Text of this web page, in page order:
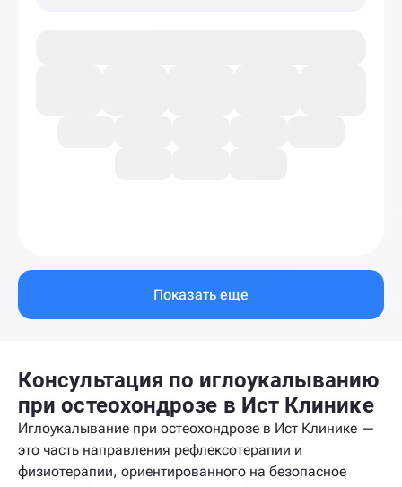
Показать еще
Консультация по иглоукалыванию
при остеохондрозе в Ист Клинике
Иглоукалывание при остеохондрозе в Ист Клинике —
это часть направления рефлексотерапии и
физиотерапии, ориентированного на безопасное